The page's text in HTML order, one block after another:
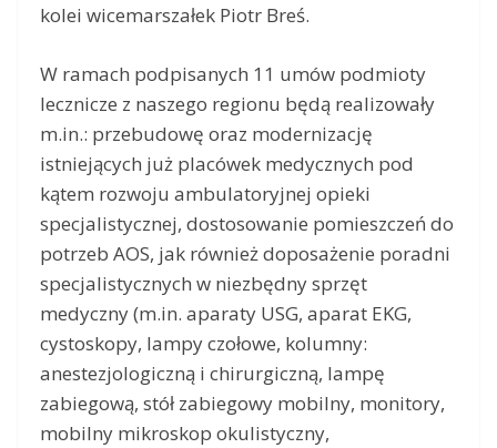
kolei wicemarszałek Piotr Breś.
W ramach podpisanych 11 umów podmioty
lecznicze z naszego regionu będą realizowały
m.in.: przebudowę oraz modernizację
istniejących już placówek medycznych pod
kątem rozwoju ambulatoryjnej opieki
specjalistycznej, dostosowanie pomieszczeń do
potrzeb AOS, jak również doposażenie poradni
specjalistycznych w niezbędny sprzęt
medyczny (m.in. aparaty USG, aparat EKG,
cystoskopy, lampy czołowe, kolumny:
anestezjologiczną i chirurgiczną, lampę
zabiegową, stół zabiegowy mobilny, monitory,
mobilny mikroskop okulistyczny,